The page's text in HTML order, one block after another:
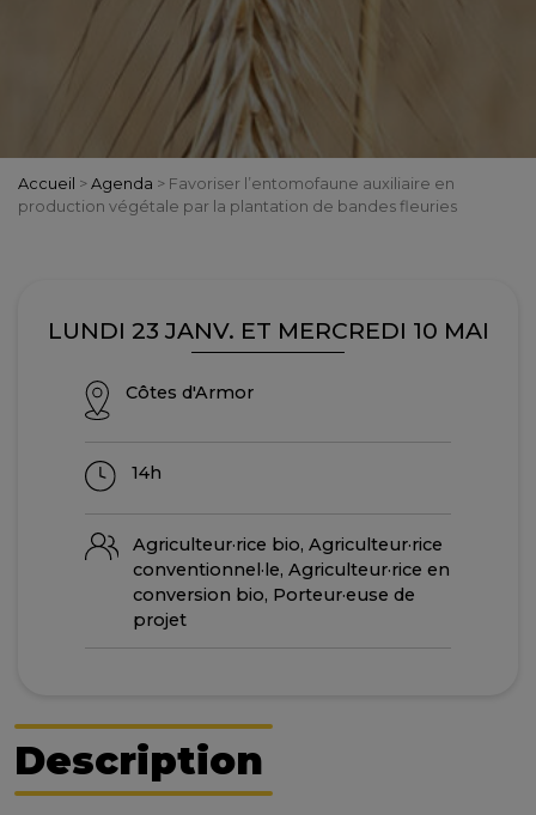
Accueil > Agenda > Favoriser l’entomofaune auxiliaire en
production végétale par la plantation de bandes fleuries
Description
LUNDI 23 JANV. ET MERCREDI 10 MAI
Côtes d'Armor
14h
Agriculteur·rice bio, Agriculteur·rice
conventionnel·le, Agriculteur·rice en
conversion bio, Porteur·euse de
projet